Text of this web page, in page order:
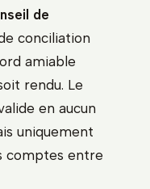
de
conciliation
amiable
rendu. Le
en aucun
uniquement
comptes entre